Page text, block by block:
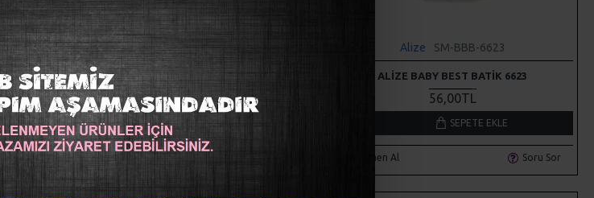
Sor
Alize SM-BB-954
ALIZE BABY BEST 954
52,00TL
Alize SM-BBB-6623
ALIZE BABY BEST BATIK 6623
56,00TL
SEPETE EKLE
Hemen Al Soru Sor